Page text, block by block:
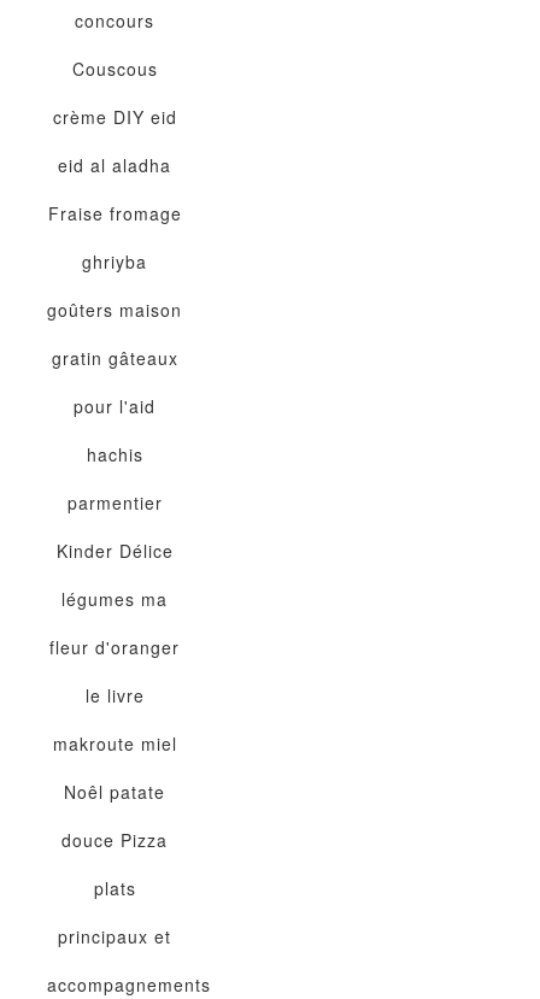
concours
Couscous
crème DIY eid
eid al aladha
Fraise fromage
ghriyba
goûters maison
gratin gâteaux
pour l'aid
hachis
parmentier
Kinder Délice
légumes ma
fleur d'oranger
le livre
makroute miel
Noêl patate
douce Pizza
plats
principaux et
accompagnements